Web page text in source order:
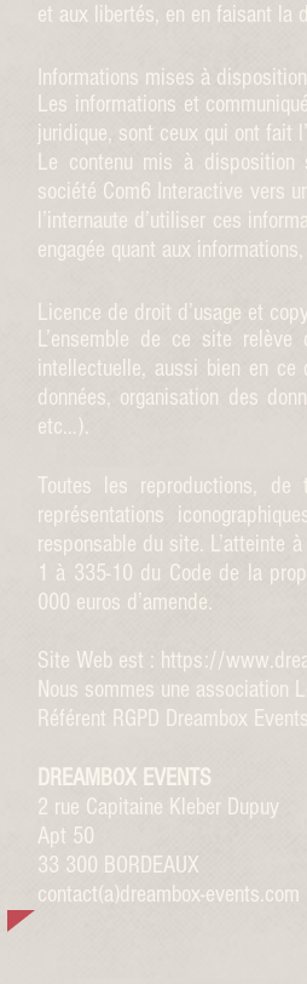
et aux libertés, en en faisant la
Informations mises à disposition
Les informations et
juridique, sont ceux qui ont fait
Le contenu mis à
société Com6 Interactive vers
l’internaute d’utiliser ces
engagée quant aux
Licence de droit d’usage et
L’ensemble de ce site
intellectuelle, aussi bien en ce
données, organisation des
etc…).
Toutes les reproductions,
représentations
responsable du site. L’atteinte
1 à 335-10 du Code de la
000 euros d’amende.
Site Web est : https://
Nous sommes une association
Référent RGPD Dreambox
DREAMBOX EVENTS
2 rue Capitaine Kleber Dupuy
Apt 50
33 300 BORDEAUX
contact(a)dreambox-events.com